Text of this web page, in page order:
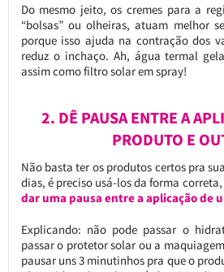
Do mesmo jeito, os cremes para a
“bolsas” ou olheiras, atuam melhor
porque isso ajuda na contração dos
reduz o inchaço. Ah, água termal
assim como filtro solar em spray!
2. DÊ PAUSA ENTRE A
PRODUTO E
Não basta ter os produtos certos pra
dias, é preciso usá-los da forma
dar uma pausa entre a aplicação de
Explicando: não pode passar o
passar o protetor solar ou a
pausar uns 3 minutinhos pra que o